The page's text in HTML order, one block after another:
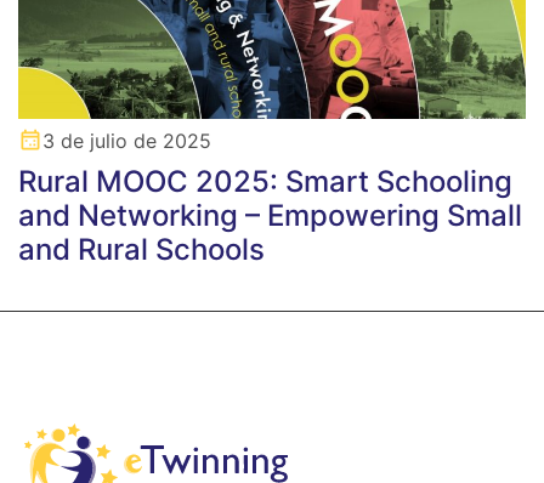
3 de julio de 2025
Rural MOOC 2025: Smart Schooling
and Networking – Empowering Small
and Rural Schools